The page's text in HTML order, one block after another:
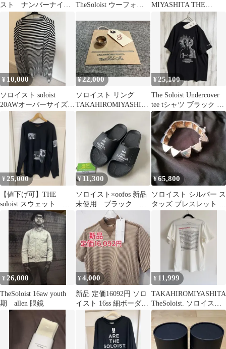
スト ナンバーナイ
ン 宮下貴裕
TheSoloist ウーフォ
藤井風
MIYASHITA THE
Soloist Tシャツ
¥ 10,000
ソロイスト soloist
20AWオーバーサイズボ
ーダーカットソー
¥22,000
ソロイスト リング
TAKAHIROMIYASHITA
TheSoloIst.
¥ 25,100
The Soloist Undercover
tee tシャツ ブラック 新
品
¥ 25,000
【値下げ可】THE
soloist スウェット ソ
ロイスト
¥ 11,300
ソロイスト×oofos 新品
未使用 ブラック リ
カバリー サンダル
¥65,800
ソロイスト シルバー ス
タッズ ブレスレット バ
ングル soloist
¥ 26,000
TheSoloist 16aw youth
期 allen 眼鏡
¥4,000
新品 定価16092円 ソロ
イスト 16ss 細ボーダー
モックネック タイトT
¥ 11,999
TAKAHIROMIYASHITA
TheSoloist. ソロイスト
半袖tシャツ